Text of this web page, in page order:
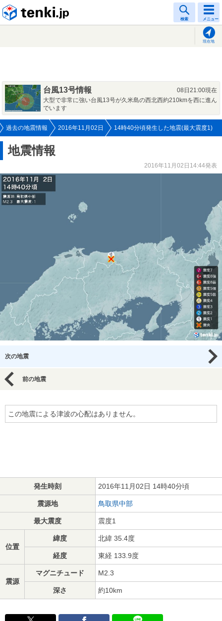
検索 メニュー
現在地
台風13号情報
08日21:00現在
大型で非常に強い台風13号が久米島の西北西約210kmを西に進ん
でいます
過去の地震情報 2016年11月02日 14時40分頃発生した地震(最大震度1)
地震情報
2016年11月02日14:44発表
次の地震
前の地震
この地震による津波の心配はありません。
発生時刻 2016年11月02日 14時40分頃
震源地 鳥取県中部
最大震度 震度1
位置
緯度 北緯 35.4度
経度 東経 133.9度
震源
マグニチュード M2.3
深さ 約10km